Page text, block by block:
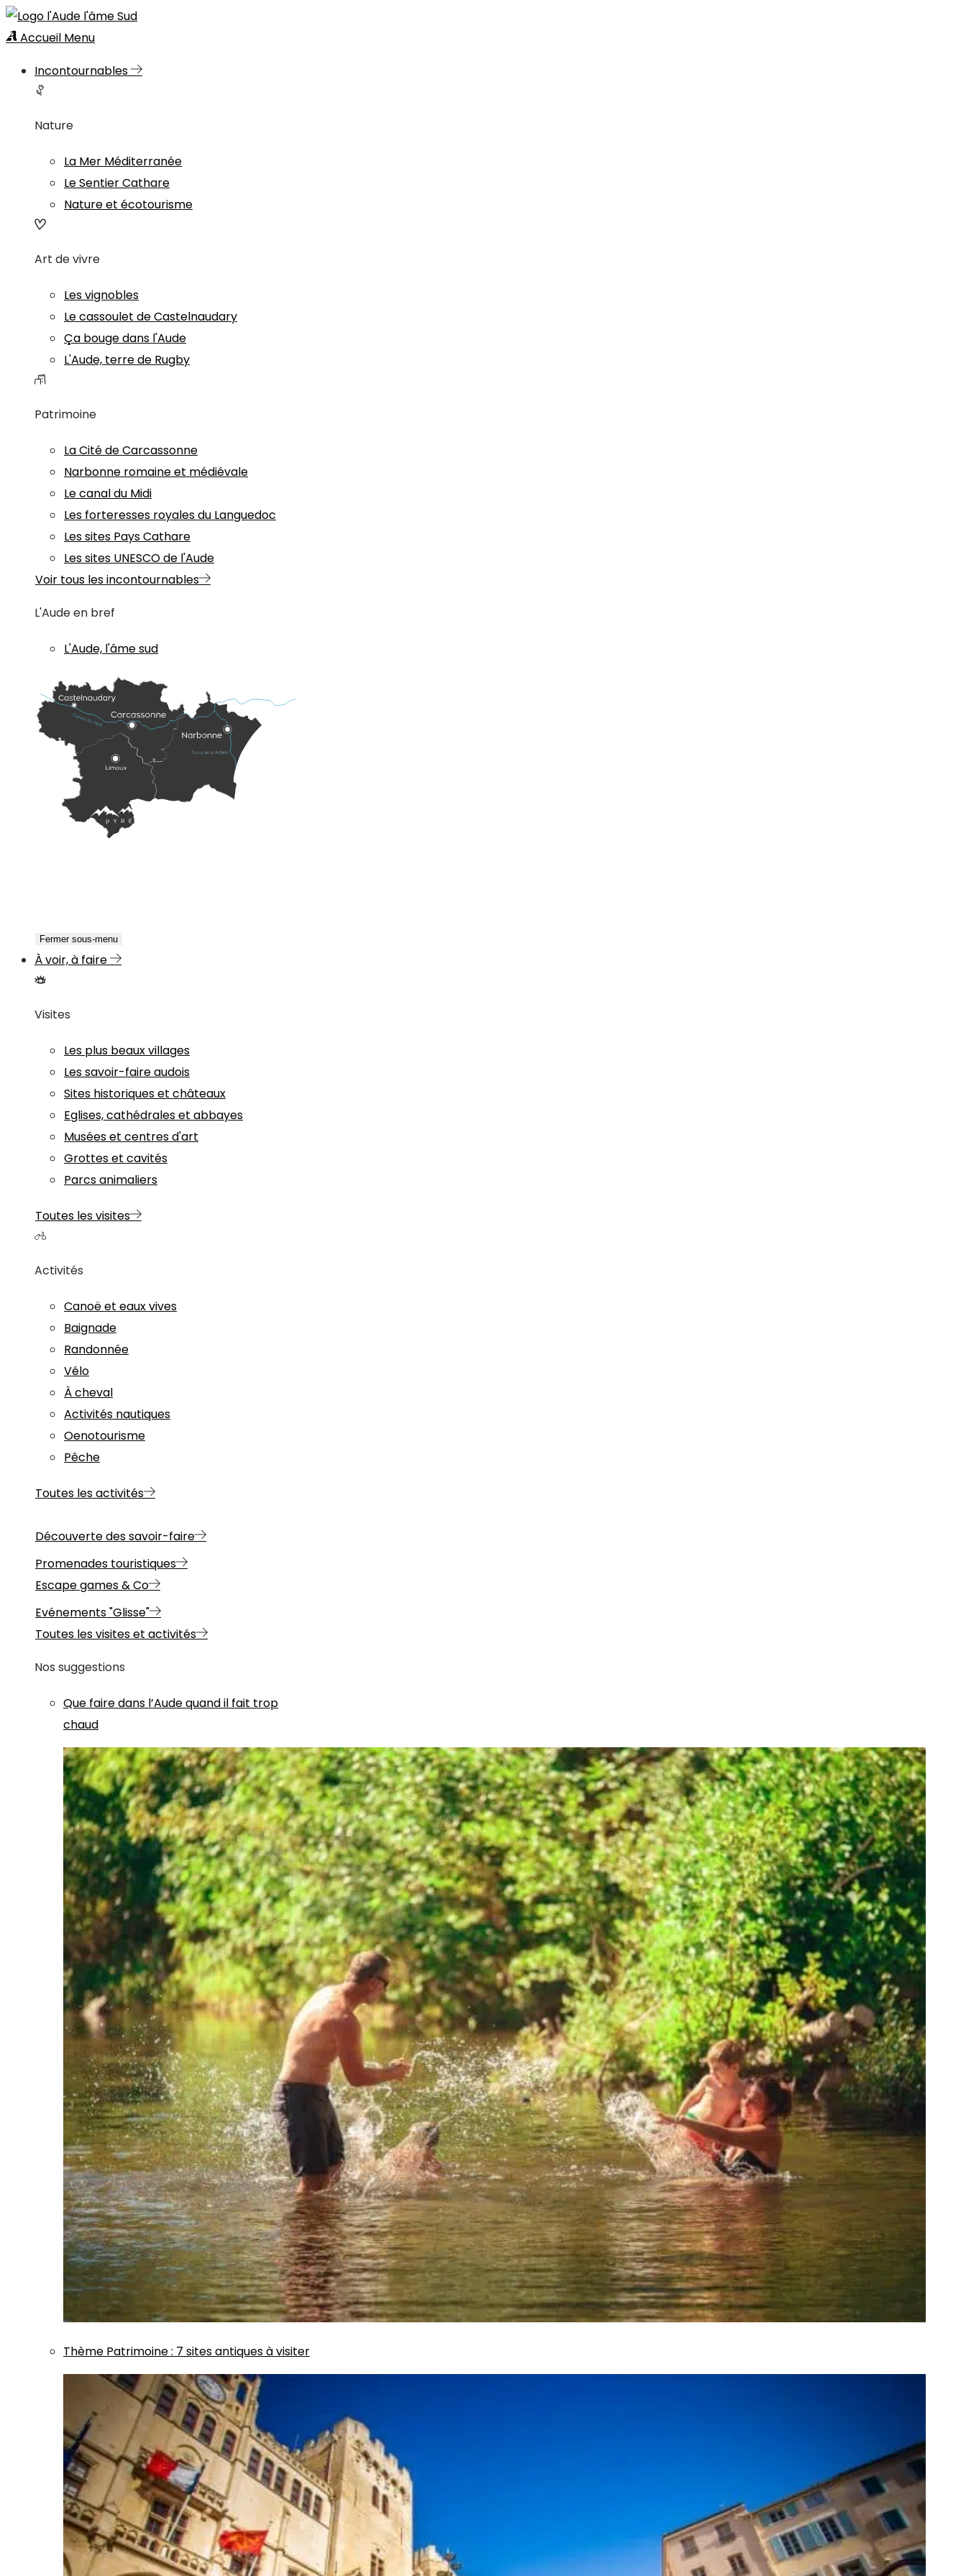
Accueil Menu
Incontournables
Nature
La Mer Méditerranée
Le Sentier Cathare
Nature et écotourisme
Art de vivre
Les vignobles
Le cassoulet de Castelnaudary
Ça bouge dans l'Aude
L'Aude, terre de Rugby
Patrimoine
La Cité de Carcassonne
Narbonne romaine et médiévale
Le canal du Midi
Les forteresses royales du Languedoc
Les sites Pays Cathare
Les sites UNESCO de l'Aude
Voir tous les incontournables
L'Aude en bref
L'Aude, l'âme sud
Fermer sous-menu
À voir, à faire
Visites
Les plus beaux villages
Les savoir-faire audois
Sites historiques et châteaux
Eglises, cathédrales et abbayes
Musées et centres d'art
Grottes et cavités
Parcs animaliers
Toutes les visites
Activités
Canoë et eaux vives
Baignade
Randonnée
Vélo
À cheval
Activités nautiques
Oenotourisme
Pêche
Toutes les activités
Découverte des savoir-faire
Promenades touristiques
Escape games & Co
Evénements "Glisse"
Toutes les visites et activités
Nos suggestions
Que faire dans l’Aude quand il fait trop
chaud
Thème Patrimoine: 7 sites antiques à visiter